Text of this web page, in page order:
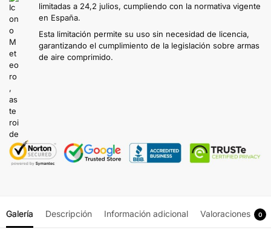
limitadas a 24,2 julios, cumpliendo con la normativa vigente
en España.
Esta limitación permite su uso sin necesidad de licencia,
garantizando el cumplimiento de la legislación sobre armas
de aire comprimido.
Galería Descripción Información adicional Valoraciones 0